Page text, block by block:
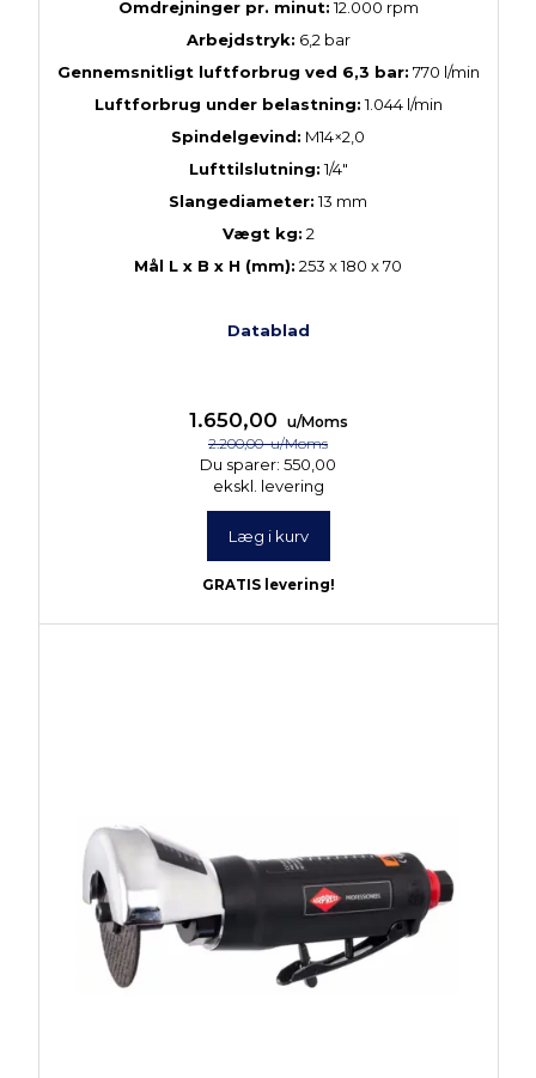
Omdrejninger pr. minut:12.000 rpm
Arbejdstryk: 6,2 bar
Gennemsnitligt luftforbrug ved 6,3 bar: 770 l/min
Luftforbrug under belastning:1.044 l/min
Spindelgevind: M14×2,0
Lufttilslutning:1/4"
Slangediameter:13 mm
Vægt kg: 2
Mål L x B x H (mm): 253 x 180 x 70
Datablad
1.650,00
u/Moms
2.200,00u/Moms
Du sparer: 550,00
ekskl. levering
Læg i kurv
GRATIS levering!